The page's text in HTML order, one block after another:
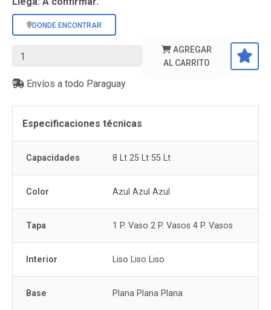
DONDE ENCONTRAR
AGREGAR
AL CARRITO
Envíos a todo Paraguay
Especificaciones técnicas
Capacidades 8 Lt 25 Lt 55 Lt
Color Azul Azul Azul
Tapa 1 P. Vaso 2 P. Vasos 4 P. Vasos
Interior Liso Liso Liso
Base Plana Plana Plana